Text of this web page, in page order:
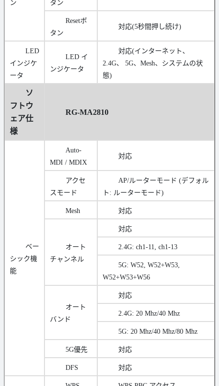
ン
タン
Resetボ
タン
対応(5秒間押し続け)
LED
インジケ
ータ
LED イ
ンジケータ
対応(インターネット、
2.4G、 5G、Mesh、システムの状
態)
ソ
フトウ
ェア仕
様
RG-MA2810
ベー
シック機
能
Auto-
MDI / MDIX
対応
アクセ
スモード
AP/ルーターモード (デフォル
ト: ルーターモード)
Mesh 対応
オート
チャンネル
対応
2.4G: ch1-11, ch1-13
5G: W52, W52+W53,
W52+W53+W56
オート
バンド
対応
2.4G: 20 Mhz/40 Mhz
5G: 20 Mhz/40 Mhz/80 Mhz
5G優先 対応
DFS 対応